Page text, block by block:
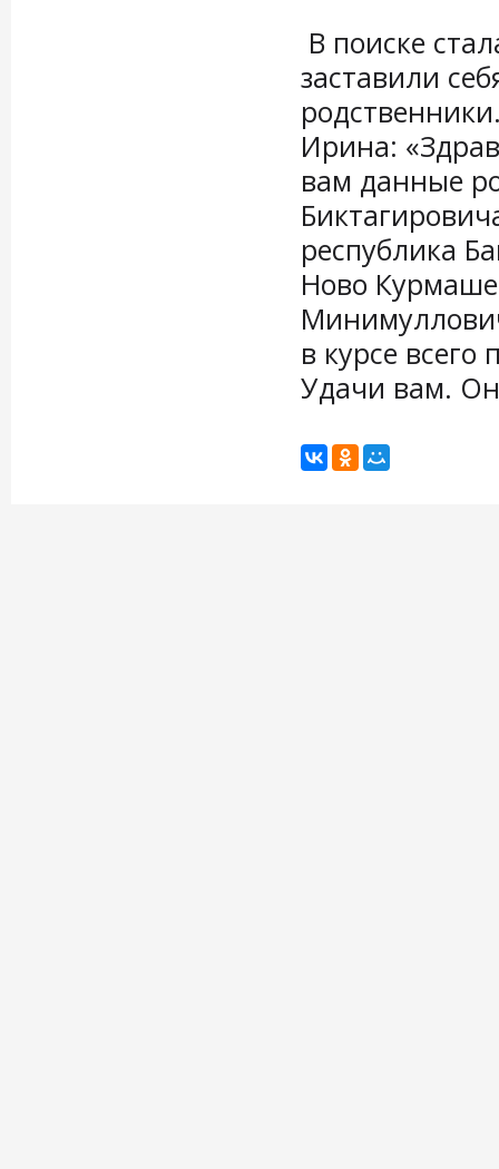
В поиске
заставили
Ирина:
вам данные
республика
Ново
в курсе
Удачи вам.